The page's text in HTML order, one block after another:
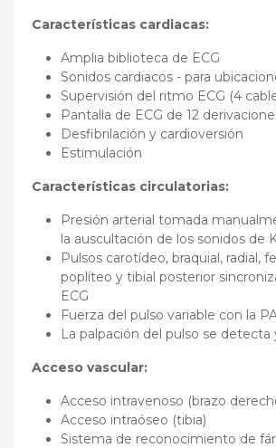
Características cardiacas:
Amplia biblioteca de ECG
Sonidos cardiacos - para
Supervisión del ritmo ECG (4
Pantalla de ECG de 12
Desfibrilación y cardioversión
Estimulación
Características circulatorias:
Presión arterial tomada
la auscultación de los sonidos de
Pulsos carotídeo, braquial, radial,
poplíteo y tibial posterior
ECG
Fuerza del pulso variable con la
La palpación del pulso se detecta
Acceso vascular:
Acceso intravenoso (brazo
Acceso intraóseo (tibia)
Sistema de reconocimiento de